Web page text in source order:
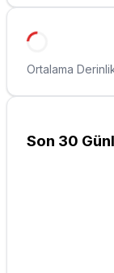
Ortalama
Son 30